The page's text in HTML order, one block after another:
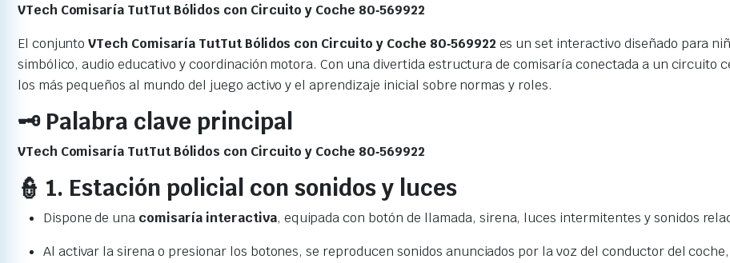
VTech Comisaría TutTut Bólidos con Circuito y Coche 80‑569922
El conjuntoVTech Comisaría TutTut Bólidos con Circuito y Coche 80‑569922 es un set interactivo diseñado para
simbólico, audio educativo y coordinación motora. Con una divertida estructura de comisaría conectada a un
los más pequeños al mundo del juego activo y el aprendizaje inicial sobre normas y roles.
🗝️ Palabra clave principal
VTech Comisaría TutTut Bólidos con Circuito y Coche 80‑569922
👮 1. Estación policial con sonidos y luces
Dispone de una comisaría interactiva, equipada con botón de llamada, sirena, luces intermitentes y sonidos
Al activar la sirena o presionar los botones, se reproducen sonidos anunciados por la voz del conductor del